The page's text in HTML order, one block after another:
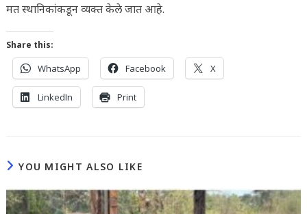
मत स्थानिकांकडून व्यक्त केले जात आहे.
Share this:
WhatsApp Facebook X
LinkedIn Print
YOU MIGHT ALSO LIKE